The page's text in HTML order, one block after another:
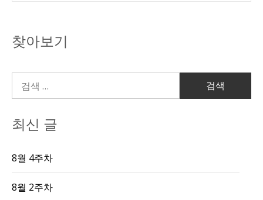
찾아보기
최신 글
8월 4주차
8월 2주차